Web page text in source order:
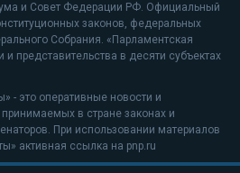
и Совет Федерации РФ. Официальный
законов, федеральных
Собрания. «Парламентская
и представительства в десяти субъектах
- это оперативные новости и
в стране законах и
При использовании материалов
активная ссылка на pnp.ru